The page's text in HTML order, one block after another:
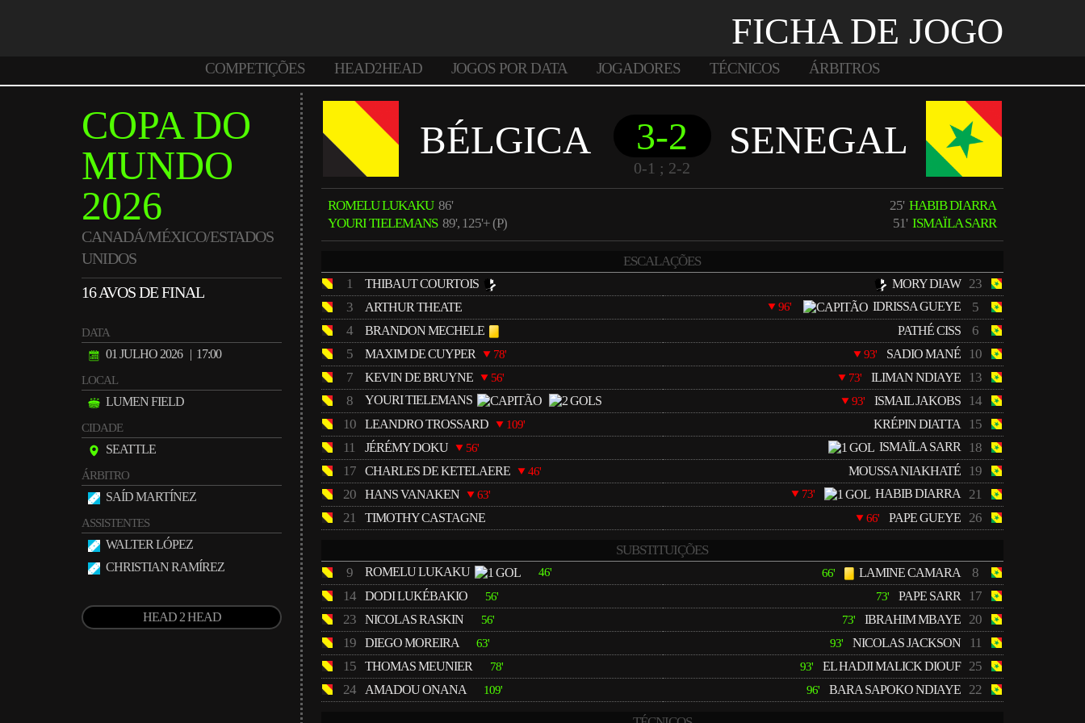
FICHA DE JOGO
COMPETIÇÕES HEAD2HEAD JOGOS POR DATA JOGADORES TÉCNICOS ÁRBITROS
COPA DO
MUNDO
2026
CANADÁ/MÉXICO/ESTADOS
UNIDOS
16 AVOS DE FINAL
DATA
01 JULHO 2026 | 17:00
LOCAL
LUMEN FIELD
CIDADE
SEATTLE
ÁRBITRO
SAÍD MARTÍNEZ
ASSISTENTES
WALTER LÓPEZ
CHRISTIAN RAMÍREZ
HEAD 2 HEAD
BÉLGICA 3-2
0-1 ; 2-2
SENEGAL
ROMELU LUKAKU86'
YOURI TIELEMANS89', 125'+ (P)
25' HABIB DIARRA
51' ISMAÏLA SARR
ESCALAÇÕES
1
THIBAUT COURTOIS
3 ARTHUR THEATE
4 BRANDON MECHELE
5 MAXIM DE CUYPER 78'
7 KEVIN DE BRUYNE 56'
8 YOURI TIELEMANS
10 LEANDRO TROSSARD 109'
11 JÉRÉMY DOKU 56'
17 CHARLES DE KETELAERE 46'
20 HANS VANAKEN 63'
21 TIMOTHY CASTAGNE
MORY DIAW 23
96' IDRISSA GUEYE 5
PATHÉ CISS 6
93' SADIO MANÉ 10
73' ILIMAN NDIAYE 13
93' ISMAIL JAKOBS 14
KRÉPIN DIATTA 15
ISMAÏLA SARR 18
MOUSSA NIAKHATÉ 19
73' HABIB DIARRA 21
66' PAPE GUEYE 26
SUBSTITUIÇÕES
9
ROMELU LUKAKU 46'
14 DODI LUKÉBAKIO 56'
23 NICOLAS RASKIN 56'
19 DIEGO MOREIRA 63'
15 THOMAS MEUNIER 78'
24 AMADOU ONANA 109'
66' LAMINE CAMARA 8
73' PAPE SARR 17
73' IBRAHIM MBAYE 20
93' NICOLAS JACKSON 11
93' EL HADJI MALICK DIOUF 25
96' BARA SAPOKO NDIAYE 22